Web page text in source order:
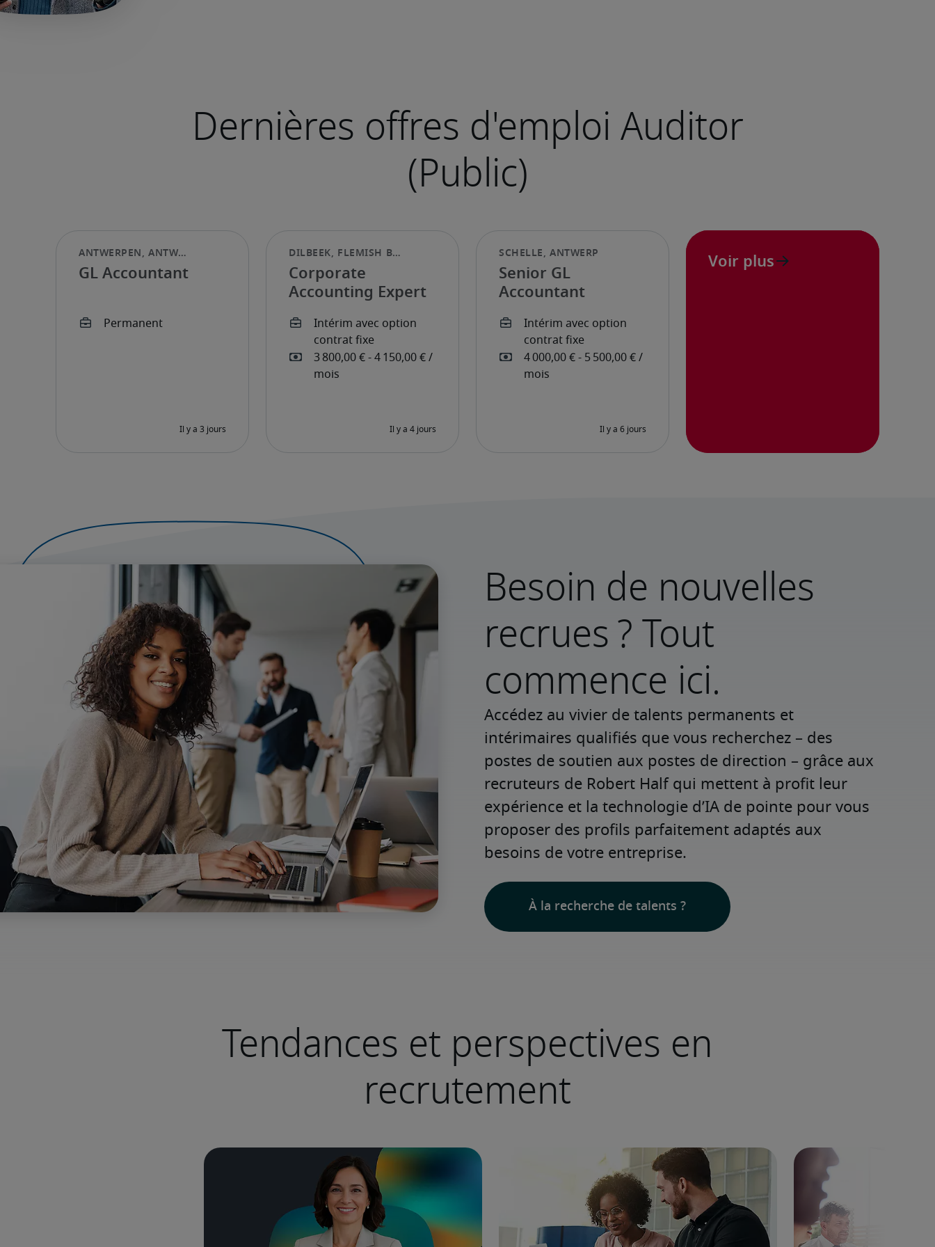
GL Accountant
Corporate
Accounting Expert
Senior GL
Accountant
Voir plus
Besoin de nouvelles
recrues ? Tout
commence ici.
Accédez au vivier de talents permanents et
intérimaires qualifiés que vous recherchez – des
postes de soutien aux postes de direction – grâce aux
recruteurs de Robert Half qui mettent à profit leur
expérience et la technologie d’IA de pointe pour vous
proposer des profils parfaitement adaptés aux
besoins de votre entreprise.
À la recherche de talents ?
Tendances et perspectives en
recrutement